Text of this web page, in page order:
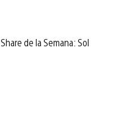
Share de la Semana: Sol